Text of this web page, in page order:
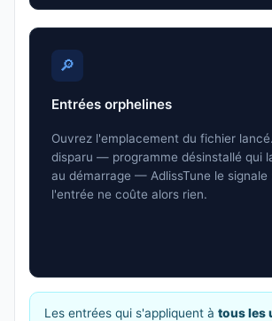
🔎
Entrées orphelines
Ouvrez l'emplacement du fichier
disparu — programme désinstallé qui
au démarrage — AdlissTune le
l'entrée ne coûte alors rien.
Les entrées qui s'appliquent à tous les